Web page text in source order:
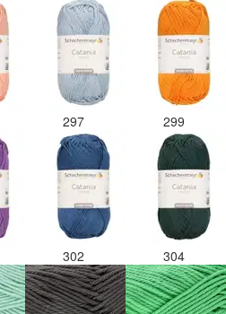
297 299
302 304